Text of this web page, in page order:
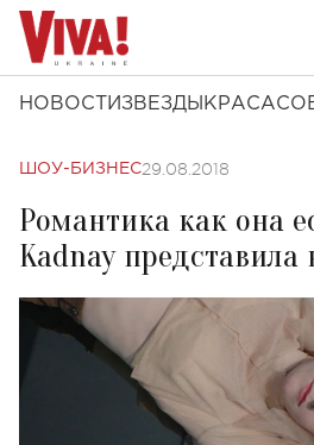
НОВОСТИ ЗВЕЗДЫ КРАСА
ШОУ-БИЗНЕС29.08.2018
Романтика как она
Kadnay